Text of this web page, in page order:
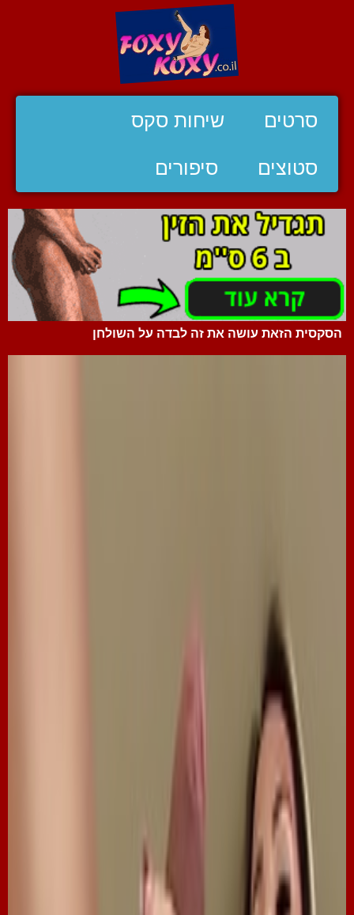
סרטים שיחות סקס
סטוצים סיפורים
הסקסית הזאת עושה את זה לבדה על השולחן